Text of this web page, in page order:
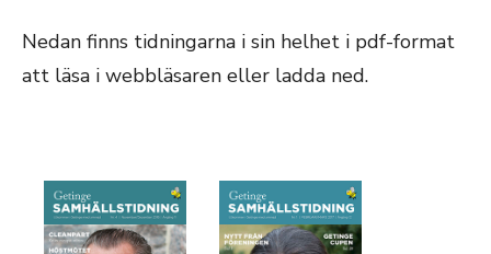
Nedan finns tidningarna i sin helhet i pdf-format
att läsa i webbläsaren eller ladda ned.